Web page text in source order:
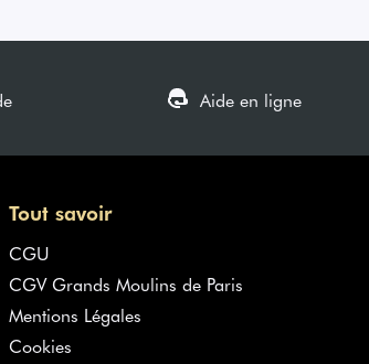
Aide en ligne
Tout savoir
CGU
CGV Grands Moulins de Paris
Mentions Légales
Cookies